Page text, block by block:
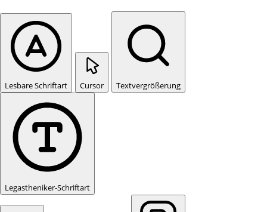
Lesbare Schriftart Cursor Textvergrößerung
Legastheniker-Schriftart